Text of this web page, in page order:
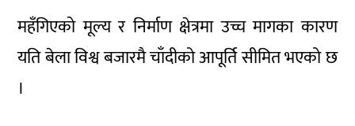
महँगिएको मूल्य र निर्माण क्षेत्रमा उच्च मागका कारण
यति बेला विश्व बजारमै चाँदीको आपूर्ति सीमित भएको छ
।